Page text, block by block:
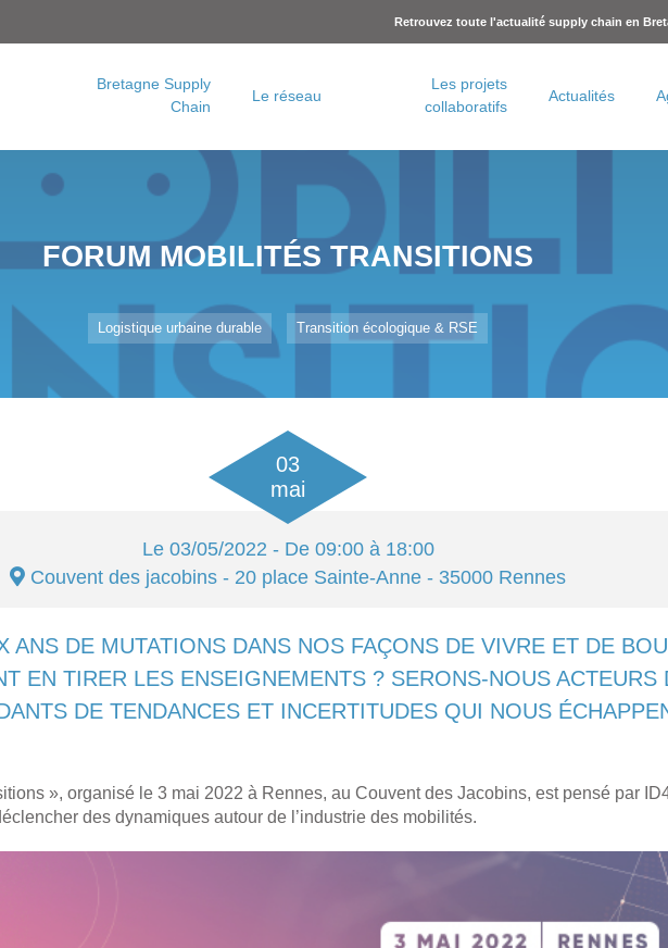
Retrouvez toute l'actualité supply chain en
Bretagne Supply
Chain
Le réseau
Les projets
collaboratifs
Actualités
FORUM MOBILITÉS TRANSITIONS
Logistique urbaine durable Transition écologique & RSE
03
mai
Le 03/05/2022 - De 09:00 à 18:00
Couvent des jacobins - 20 place Sainte-Anne - 35000 Rennes
ANS DE MUTATIONS DANS NOS FAÇONS DE VIVRE ET DE
EN TIRER LES ENSEIGNEMENTS ? SERONS-NOUS ACTEURS
DE TENDANCES ET INCERTITUDES QUI NOUS
», organisé le 3 mai 2022 à Rennes, au Couvent des Jacobins, est pensé par
des dynamiques autour de l’industrie des mobilités.